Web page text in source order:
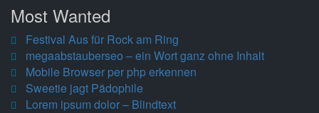
Most Wanted
Festival Aus für Rock am Ring
megaabstauberseo – ein Wort ganz ohne Inhalt
Mobile Browser per php erkennen
Sweetie jagt Pädophile
Lorem ipsum dolor – Blindtext